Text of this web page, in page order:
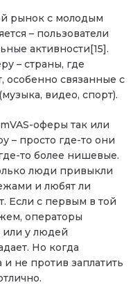
рынок с молодым
– пользователи
активности[15].
– страны, где
особенно связанные с
видео, спорт).
оферы так или
– просто где-то они
то более нишевые.
люди привыкли
и любят ли
Если с первым в той
операторы
у людей
Но когда
и не против заплатить